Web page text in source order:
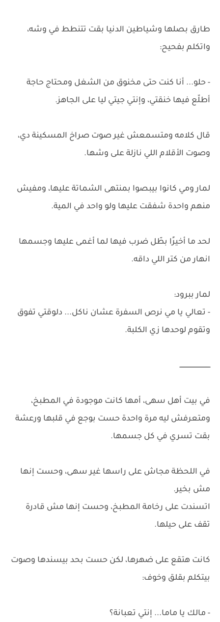
طارق بصلها وشياطين الدنيا بقت تتنطط في وشه،
واتكلم بفحيح:
- حلو... أنا كنت حتى مخنوق من الشغل ومحتاج حاجة
أطلّع فيها خنقتي، وإنتي جيتي ليا على الجاهز.
قال كلامه ومتسمعش غير صوت صراخ المسكينة دي،
وصوت الأقلام اللي نازلة على وشها.
لمار ومي كانوا بيبصوا بمنتهى الشماتة عليها، ومفيش
منهم واحدة شفقت عليها ولو واحد في المية.
لحد ما أخيرًا بطّل ضرب فيها لما أغمى عليها وجسمها
انهار من كتر اللي داقه.
لمار ببرود:
- تعالي يا مي نرص السفرة عشان ناكل... دلوقتي تفوق
وتقوم لوحدها زي الكلبة.
ـــــــــــــــــــــــــــــــ
في بيت أهل سهى، أمها كانت موجودة في المطبخ،
ومتعرفش ليه مرة واحدة حست بوجع في قلبها ورعشة
بقت تسري في كل جسمها.
في اللحظة مجاش على راسها غير سهى، وحست إنها
مش بخير.
اتسندت على رخامة المطبخ، وحست إنها مش قادرة
تقف على حيلها.
كانت هتقع على ضهرها، لكن حست بحد بيسندها وصوت
بيتكلم بقلق وخوف:
- مالك يا ماما... إنتي تعبانة؟